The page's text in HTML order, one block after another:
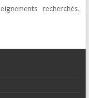
recherchés,